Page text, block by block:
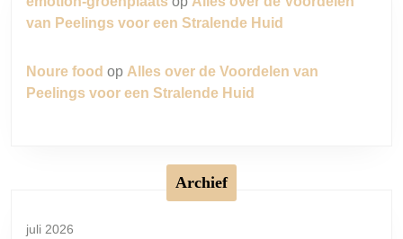
van Peelings voor een Stralende Huid
Noure food op Alles over de Voordelen van
Peelings voor een Stralende Huid
Archief
juli 2026